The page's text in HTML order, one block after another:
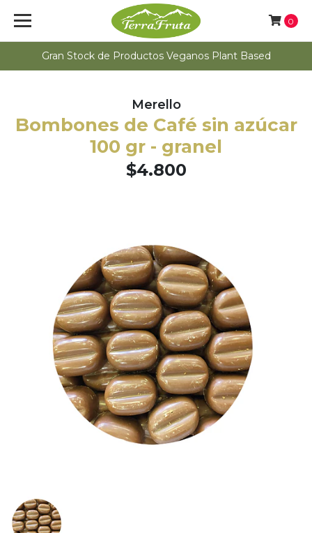
Gran Stock de Productos Veganos Plant Based
0
Merello
Bombones de Café sin azúcar
100 gr - granel
$4.800